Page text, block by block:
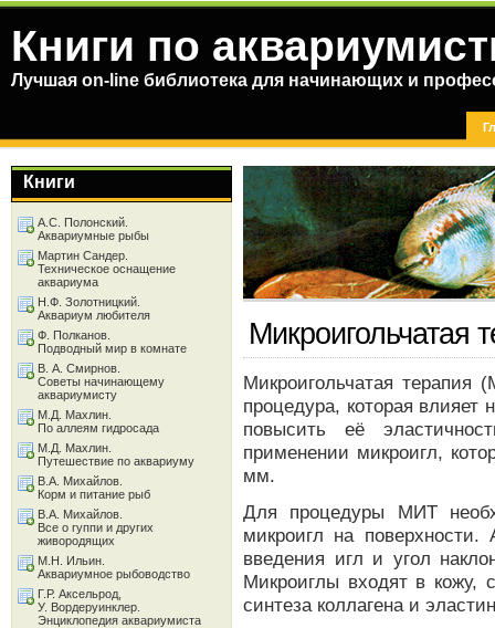
Книги по
Лучшая on-line библиотека для начинающих и
Микроигольчатая
Микроигольчатая терапия
процедура, которая
повысить её
применении микроигл,
мм.
Для процедуры МИТ
микроигл на поверхности.
введения игл и угол
Микроиглы входят в кожу,
синтеза коллагена и
Книги
А.С. Полонский.
Аквариумные рыбы
Мартин Сандер.
Техническое оснащение
аквариума
Н.Ф. Золотницкий.
Аквариум любителя
Ф. Полканов.
Подводный мир в комнате
В. А. Смирнов.
Советы начинающему
аквариумисту
М.Д. Махлин.
По аллеям гидросада
М.Д. Махлин.
Путешествие по аквариуму
В.А. Михайлов.
Корм и питание рыб
В.А. Михайлов.
Все о гуппи и других
живородящих
М.Н. Ильин.
Аквариумное рыбоводство
Г.Р. Аксельрод,
У. Вордеруинклер.
Энциклопедия аквариумиста